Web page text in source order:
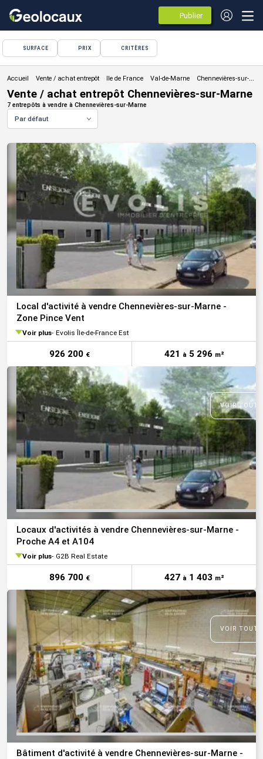
Publier
des
annonces
SURFACE PRIX CRITÈRES
Vente / achat entrepôt
Vente / achat entrepôt Chennevières-sur-Marne
7 entrepôts à vendre à Chennevières-sur-Marne
Par défaut
Local d'activité à vendre Chennevières-sur-Marne -
Zone Pince Vent
Voir plus Evolis Île-de-France Est
926 200 € 421 à5 296 m²
VOIR
Locaux d'activités à vendre Chennevières-sur-Marne -
Proche A4 et A104
Voir plus G2B Real Estate
896 700 € 427 à1 403 m²
VOIR
Bâtiment d'activité à vendre Chennevières-sur-Marne -